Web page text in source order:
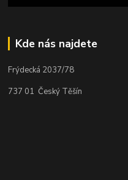
Kde nás najdete
Frýdecká 2037/78
737 01 Český Těšín